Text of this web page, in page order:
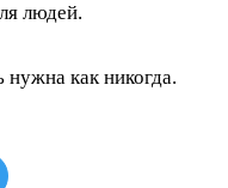
людей.
как никогда.